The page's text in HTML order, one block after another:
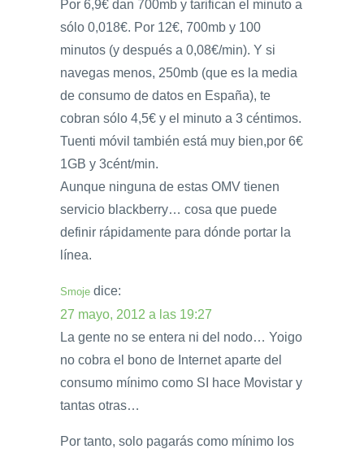
Por 6,9€ dan 700mb y tarifican el minuto a
sólo 0,018€. Por 12€, 700mb y 100
minutos (y después a 0,08€/min). Y si
navegas menos, 250mb (que es la media
de consumo de datos en España), te
cobran sólo 4,5€ y el minuto a 3 céntimos.
Tuenti móvil también está muy bien,por 6€
1GB y 3cént/min.
Aunque ninguna de estas OMV tienen
servicio blackberry… cosa que puede
definir rápidamente para dónde portar la
línea.
Smoje dice:
27 mayo, 2012 a las 19:27
La gente no se entera ni del nodo… Yoigo
no cobra el bono de Internet aparte del
consumo mínimo como SI hace Movistar y
tantas otras…
Por tanto, solo pagarás como mínimo los